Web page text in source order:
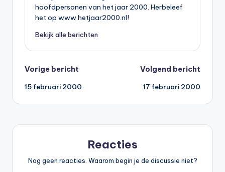
hoofdpersonen van het jaar 2000. Herbeleef
het op www.hetjaar2000.nl!
Bekijk alle berichten
Bericht
navigatie
Vorige bericht
15 februari 2000
Volgend bericht
17 februari 2000
Reacties
Nog geen reacties. Waarom begin je de discussie niet?